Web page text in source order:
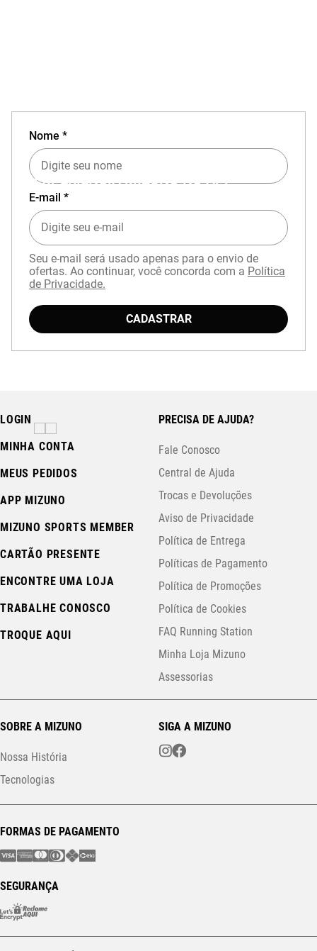
EXPERIÊNCIA MIZUNO NO APP
APP15.
Nome *
E-mail *
Seu e-mail será usado apenas para o envio de
ofertas. Ao continuar, você concorda com a Política
de Privacidade.
CADASTRAR
LOGIN
MINHA CONTA
MEUS PEDIDOS
APP MIZUNO
MIZUNO SPORTS MEMBER
CARTÃO PRESENTE
ENCONTRE UMA LOJA
TRABALHE CONOSCO
TROQUE AQUI
PRECISA DE AJUDA?
Fale Conosco
Central de Ajuda
Trocas e Devoluções
Aviso de Privacidade
Política de Entrega
Políticas de Pagamento
Política de Promoções
Política de Cookies
FAQ Running Station
Minha Loja Mizuno
Assessorias
SOBRE A MIZUNO
Nossa História
Tecnologias
SIGA A MIZUNO
FORMAS DE PAGAMENTO
SEGURANÇA